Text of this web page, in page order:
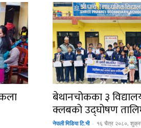
बेथानचोकका ३
क्लबको उद्घोषण
नेपाली मिडिया टि.भी - १६ चैत्र २०८०,